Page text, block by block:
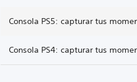
Consola PS5: capturar tus
Consola PS4: capturar tus